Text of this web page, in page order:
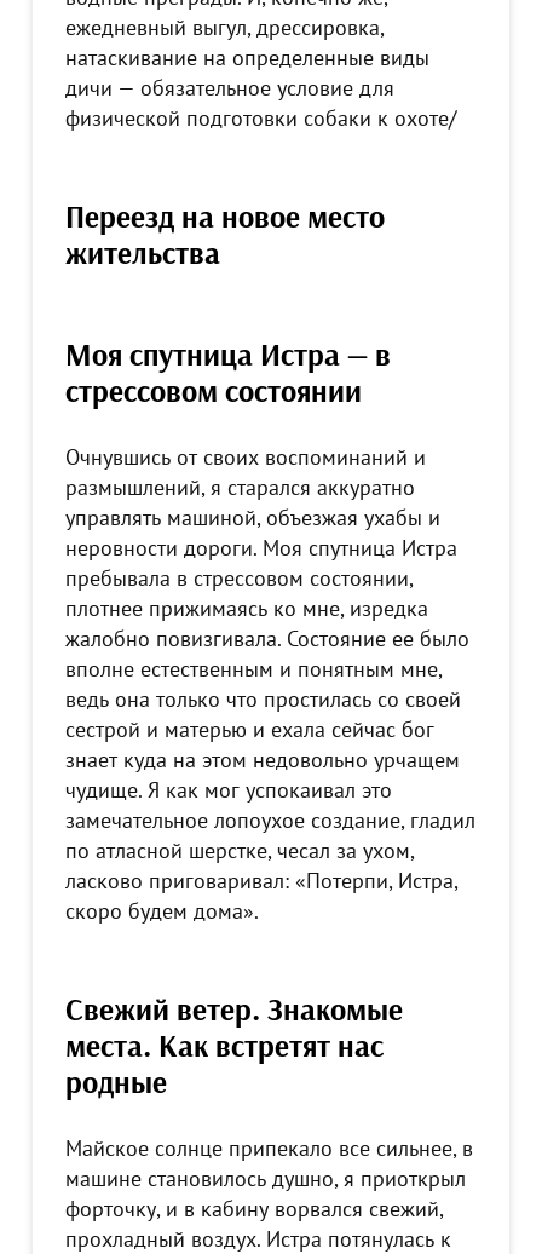
ежедневный выгул, дрессировка,
натаскивание на определенные виды
дичи — обязательное условие для
физической подготовки собаки к охоте/
Переезд на новое место
жительства
Моя спутница Истра — в
стрессовом состоянии
Очнувшись от своих воспоминаний и
размышлений, я старался аккуратно
управлять машиной, объезжая ухабы и
неровности дороги. Моя спутница Истра
пребывала в стрессовом состоянии,
плотнее прижимаясь ко мне, изредка
жалобно повизгивала. Состояние ее было
вполне естественным и понятным мне,
ведь она только что простилась со своей
сестрой и матерью и ехала сейчас бог
знает куда на этом недовольно урчащем
чудище. Я как мог успокаивал это
замечательное лопоухое создание, гладил
по атласной шерстке, чесал за ухом,
ласково приговаривал: «Потерпи, Истра,
скоро будем дома».
Свежий ветер. Знакомые
места. Как встретят нас
родные
Майское солнце припекало все сильнее, в
машине становилось душно, я приоткрыл
форточку, и в кабину ворвался свежий,
прохладный воздух. Истра потянулась к